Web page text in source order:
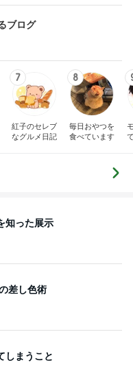
ブログ
7
紅子のセレブ
なグルメ日記
8
毎日おやつを
食べています
知った展示
差し色術
しまうこと